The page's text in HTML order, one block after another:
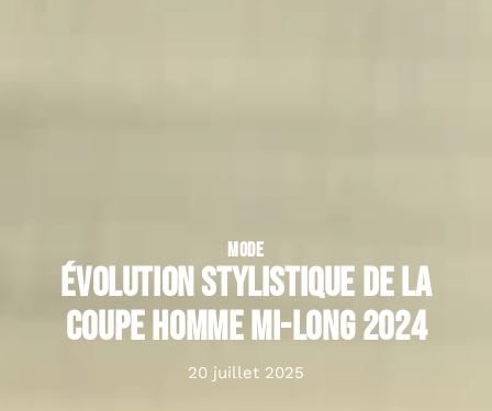
MODE
Évolution stylistique de la
coupe homme mi-long 2024
20 juillet 2025